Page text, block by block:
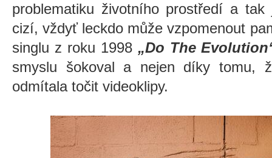
problematiku životního prostředí a
cizí, vždyť leckdo může vzpomenout
singlu z roku 1998 „Do The
smyslu šokoval a nejen díky tomu,
odmítala točit videoklipy.